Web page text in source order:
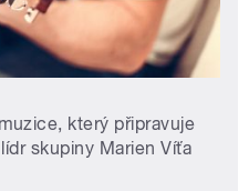
který připravuje
skupiny Marien Víťa